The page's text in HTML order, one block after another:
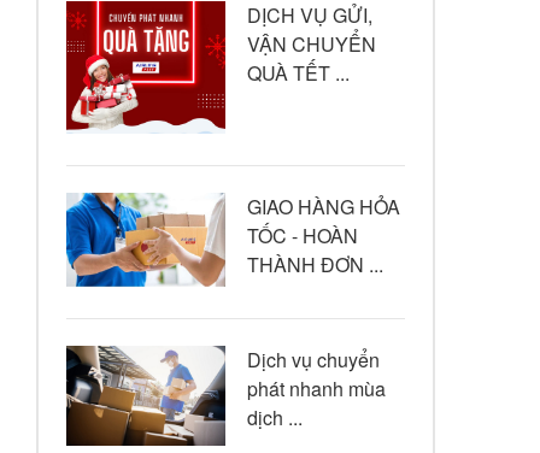
DỊCH VỤ GỬI,
VẬN CHUYỂN
QUÀ TẾT ...
GIAO HÀNG HỎA
TỐC - HOÀN
THÀNH ĐƠN ...
Dịch vụ chuyển
phát nhanh mùa
dịch ...